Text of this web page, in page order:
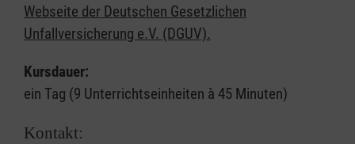
Webseite der Deutschen Gesetzlichen
Unfallversicherung e.V. (DGUV).
Kursdauer:
ein Tag (9 Unterrichtseinheiten à 45 Minuten)
Kontakt: